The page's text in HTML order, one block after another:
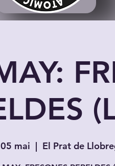
mai
  |
El Prat de